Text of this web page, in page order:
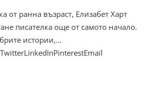
от ранна възраст, Елизабет Харт
писателка още от самото начало.
истории,…